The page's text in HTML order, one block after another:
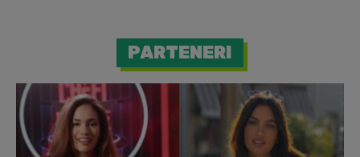
PARTENERI